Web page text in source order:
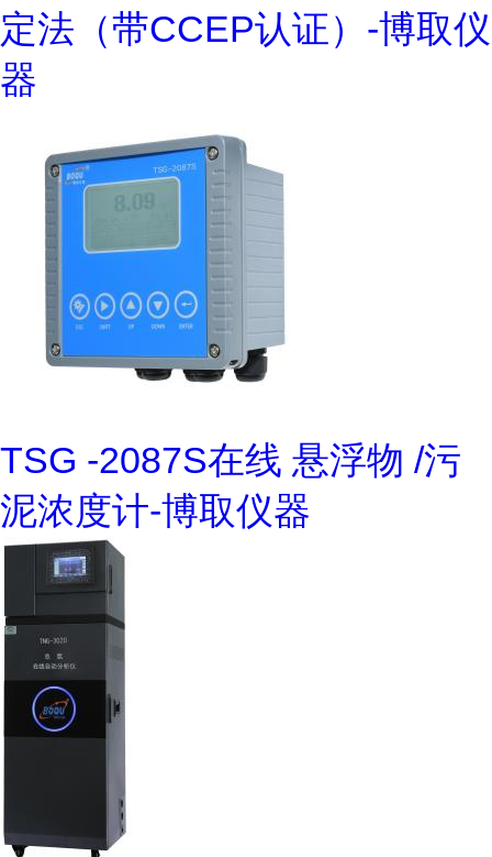
定法（带CCEP认证）-博取仪
器
TSG -2087S在线 悬浮物 /污
泥浓度计-博取仪器